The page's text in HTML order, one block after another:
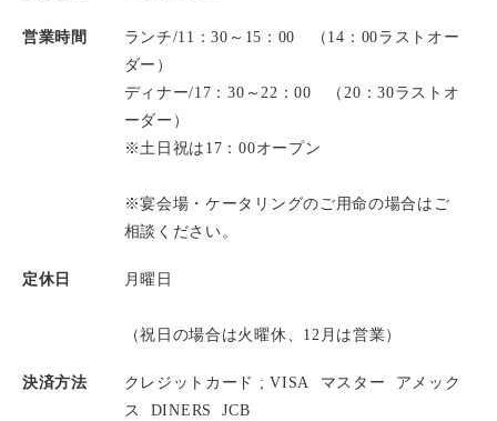
営業時間
ランチ/11：30～15：00 （14：00ラストオー
ダー）
ディナー/17：30～22：00 （20：30ラストオ
ーダー）
※土日祝は17：00オープン
※宴会場・ケータリングのご用命の場合はご
相談ください。
定休日 月曜日
（祝日の場合は火曜休、12月は営業）
決済方法 クレジットカード ; VISA マスター
アメック
ス
DINERS JCB